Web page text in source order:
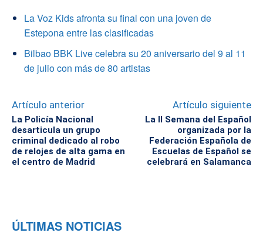
La Voz Kids afronta su final con una joven de
Estepona entre las clasificadas
Bilbao BBK Live celebra su 20 aniversario del 9 al 11
de julio con más de 80 artistas
Artículo anterior
La Policía Nacional
desarticula un grupo
criminal dedicado al robo
de relojes de alta gama en
el centro de Madrid
Artículo siguiente
La II Semana del Español
organizada por la
Federación Española de
Escuelas de Español se
celebrará en Salamanca
ÚLTIMAS NOTICIAS